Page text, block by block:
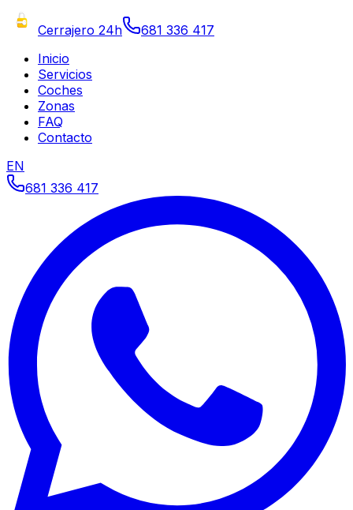
Cerrajero 24h
681 336 417
Inicio
Servicios
Coches
Zonas
FAQ
Contacto
EN
681 336 417